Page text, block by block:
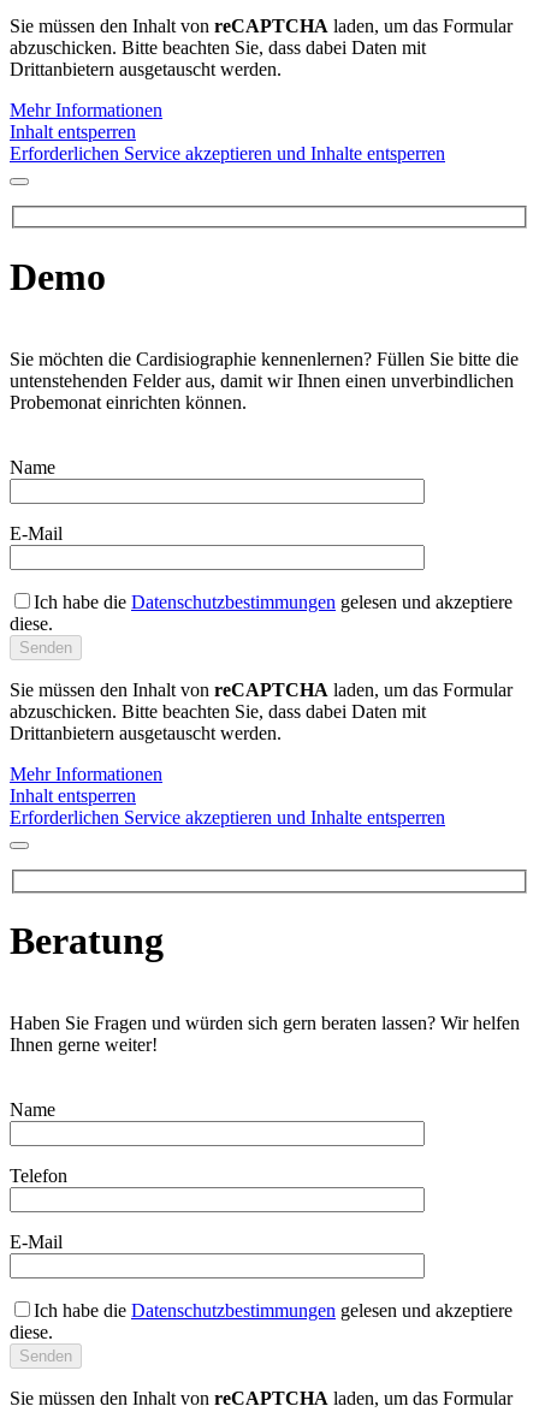
Sie müssen den Inhalt von reCAPTCHA laden, um das Formular
abzuschicken. Bitte beachten Sie, dass dabei Daten mit
Drittanbietern ausgetauscht werden.
Mehr Informationen
Inhalt entsperren
Erforderlichen Service akzeptieren und Inhalte entsperren
Demo
Sie möchten die Cardisiographie kennenlernen? Füllen Sie bitte die
untenstehenden Felder aus, damit wir Ihnen einen unverbindlichen
Probemonat einrichten können.
Name
E-Mail
Ich habe die Datenschutzbestimmungen gelesen und akzeptiere
diese.
Sie müssen den Inhalt von reCAPTCHA laden, um das Formular
abzuschicken. Bitte beachten Sie, dass dabei Daten mit
Drittanbietern ausgetauscht werden.
Mehr Informationen
Inhalt entsperren
Erforderlichen Service akzeptieren und Inhalte entsperren
Beratung
Haben Sie Fragen und würden sich gern beraten lassen? Wir helfen
Ihnen gerne weiter!
Name
Telefon
E-Mail
Ich habe die Datenschutzbestimmungen gelesen und akzeptiere
diese.
Sie müssen den Inhalt von reCAPTCHA laden, um das Formular